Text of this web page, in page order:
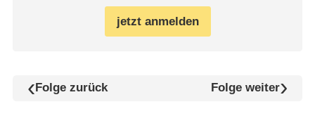
jetzt anmelden
Folge zurück Folge weiter